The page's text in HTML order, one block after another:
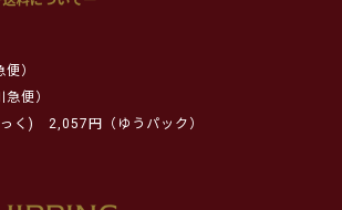
）
便）
く)
2,057円（ゆうパック）